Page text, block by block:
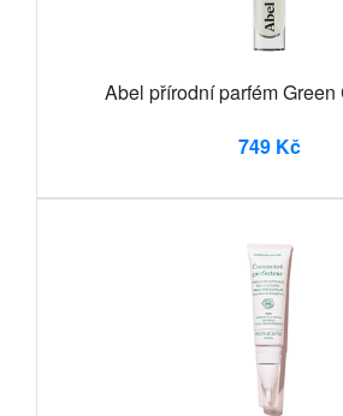
Abel přírodní parfém Green
749 Kč